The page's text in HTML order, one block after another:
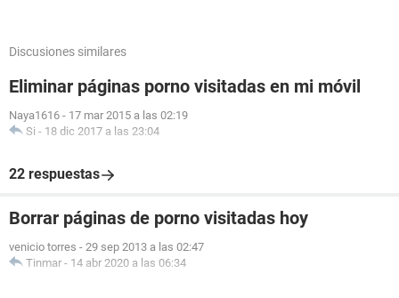
Discusiones similares
Eliminar páginas porno visitadas en mi móvil
Naya1616 - 17 mar 2015 a las 02:19
Si - 18 dic 2017 a las 23:04
22 respuestas
Borrar páginas de porno visitadas hoy
venicio torres - 29 sep 2013 a las 02:47
Tinmar - 14 abr 2020 a las 06:34